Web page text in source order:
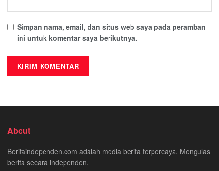
Simpan nama, email, dan situs web saya pada peramban
ini untuk komentar saya berikutnya.
About
Beritaindependen.com adalah media berita terpercaya. Mengulas
berita secara independen.